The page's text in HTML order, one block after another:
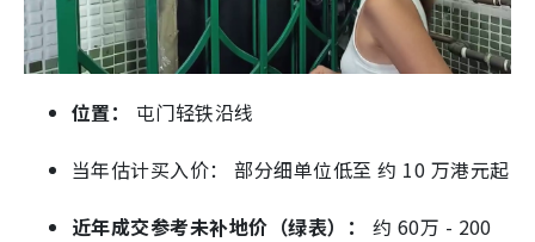
位置：
屯门轻铁沿线
当年估计买入价： 部分细单位低至 约 10 万港元起
近年成交参考未补地价（绿表）：
约 60万 - 200